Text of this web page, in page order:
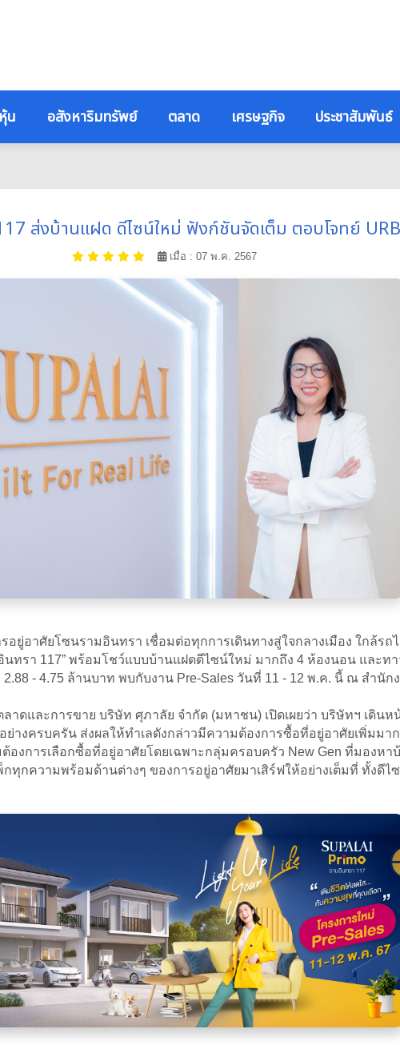
หุ้น อสังหาริมทรัพย์ ตลาด เศรษฐกิจ ประชาสัมพันธ์
ส่งบ้านแฝด ดีไซน์ใหม่ ฟังก์ชันจัดเต็ม ตอบโจทย์
เมื่อ : 07 พ.ค. 2567
ยู่อาศัยโซนรามอินทรา เชื่อมต่อทุกการเดินทางสู่ใจกลางเมือง ใกล้ร
ทรา 117” พร้อมโชว์แบบบ้านแฝดดีไซน์ใหม่ มากถึง 4 ห้องนอน และ
- 4.75 ล้านบาท พบกับงาน Pre-Sales วันที่ 11 - 12 พ.ค. นี้ ณ สำนั
ดและการขาย บริษัท ศุภาลัย จำกัด (มหาชน) เปิดเผยว่า บริษัทฯ เดินห
ด้อย่างครบครัน ส่งผลให้ทำเลดังกล่าวมีความต้องการซื้อที่อยู่อาศัยเพิ่
งการเลือกซื้อที่อยู่อาศัยโดยเฉพาะกลุ่มครอบครัว New Gen ที่มองห
ทุกความพร้อมด้านต่างๆ ของการอยู่อาศัยมาเสิร์ฟให้อย่างเต็มที่ ทั้งดี